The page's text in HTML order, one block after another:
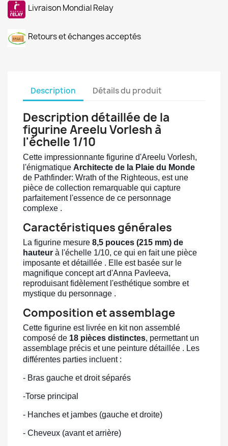
Livraison Mondial Relay
Retours et échanges acceptés
Description Détails du produit
Description détaillée de la
figurine Areelu Vorlesh à
l'échelle 1/10
Cette impressionnante figurine d'Areelu Vorlesh,
l'énigmatique Architecte de la Plaie du Monde
de Pathfinder: Wrath of the Righteous, est une
pièce de collection remarquable qui capture
parfaitement l'essence de ce personnage
complexe .
Caractéristiques générales
La figurine mesure 8,5 pouces (215 mm) de
hauteur à l'échelle 1/10, ce qui en fait une pièce
imposante et détaillée . Elle est basée sur le
magnifique concept art d'Anna Pavleeva,
reproduisant fidèlement l'esthétique sombre et
mystique du personnage .
Composition et assemblage
Cette figurine est livrée en kit non assemblé
composé de 18 pièces distinctes, permettant un
assemblage précis et une peinture détaillée . Les
différentes parties incluent :
- Bras gauche et droit séparés
-Torse principal
- Hanches et jambes (gauche et droite)
- Cheveux (avant et arrière)